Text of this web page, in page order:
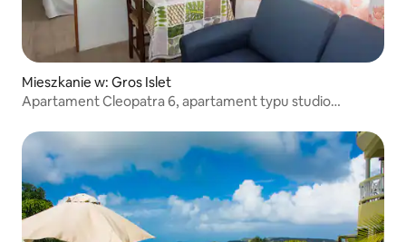
Mieszkanie w: Gros Islet
Apartament Cleopatra 6, apartament typu studio